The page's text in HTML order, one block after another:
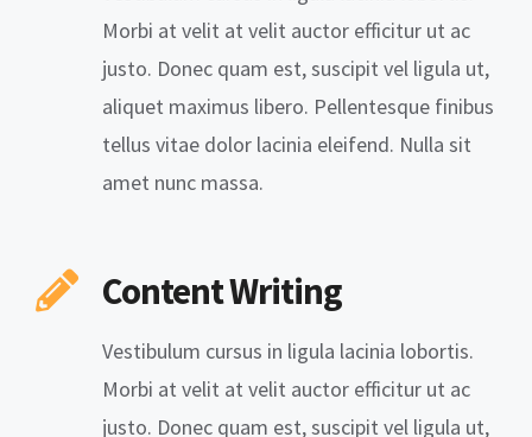
Morbi at velit at velit auctor efficitur ut ac
justo. Donec quam est, suscipit vel ligula ut,
aliquet maximus libero. Pellentesque finibus
tellus vitae dolor lacinia eleifend. Nulla sit
amet nunc massa.
Content Writing
Vestibulum cursus in ligula lacinia lobortis.
Morbi at velit at velit auctor efficitur ut ac
justo. Donec quam est, suscipit vel ligula ut,